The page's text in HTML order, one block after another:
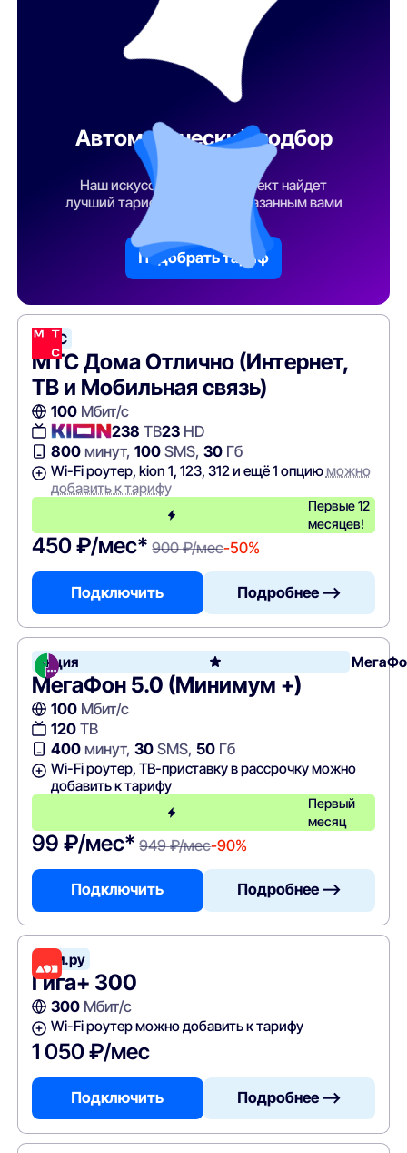
Автоматический подбор
Наш искусственный интеллект найдет
лучший тарифный план по указанным вами
Подобрать тариф
МТС
МТС Дома Отлично (Интернет,
ТВ и Мобильная связь)
100Мбит/с
238 ТВ23HD
800минут, 100SMS, 30Гб
Wi-Fi роутер, kion 1, 123, 312 и ещё 1 опциюможно
добавить к тарифу
Первые 12
месяцев!
450 ₽/мес* 900 ₽/мес-50%
Подключить Подробнее —>
Акция
МегаФон 5.0 (Минимум +)
100Мбит/с
120ТВ
400минут, 30SMS, 50Гб
Wi-Fi роутер, ТВ-приставку в рассрочку можно
добавить к тарифу
Первый
месяц
99 ₽/мес* 949 ₽/мес-90%
Подключить Подробнее —>
Дом.ру
Гига+ 300
300Мбит/с
Wi-Fi роутер можно добавить к тарифу
1 050 ₽/мес
Подключить Подробнее —>